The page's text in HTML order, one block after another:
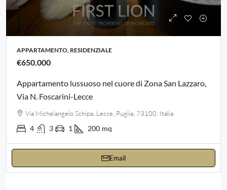
APPARTAMENTO, RESIDENZIALE
€650.000
Appartamento lussuoso nel cuore di Zona San Lazzaro,
Via N. Foscarini-Lecce
Via Michelangelo Schipa, Lecce, Puglia, 73100, Italia
4 3 1 200 mq
Email